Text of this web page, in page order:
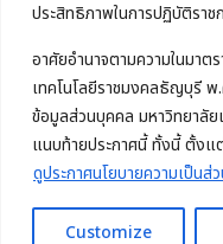
ประสิทธิภาพในการปฏิบัติรา
อาศัยอำนาจตามความในมา
เทคโนโลยีราชมงคลธัญบุรี
ข้อมูลส่วนบุคคล มหาวิทยาลั
แนบท้ายประกาศนี้ ทั้งนี้ ตั้งแ
ดูประกาศนโยบายความเป็นส่
Customize
Copyright © 2022 คณะบริ